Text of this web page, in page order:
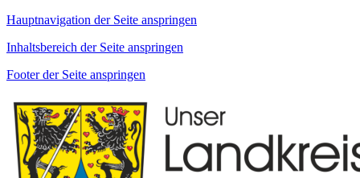
Hauptnavigation der Seite anspringen
Inhaltsbereich der Seite anspringen
Footer der Seite anspringen